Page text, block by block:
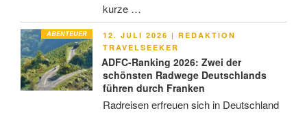
kurze …
ABENTEUER
VERÖFFENTLICHT
AM
12. JULI 2026 | REDAKTION
TRAVELSEEKER
ADFC-Ranking 2026: Zwei der
schönsten Radwege Deutschlands
führen durch Franken
Radreisen erfreuen sich in Deutschland